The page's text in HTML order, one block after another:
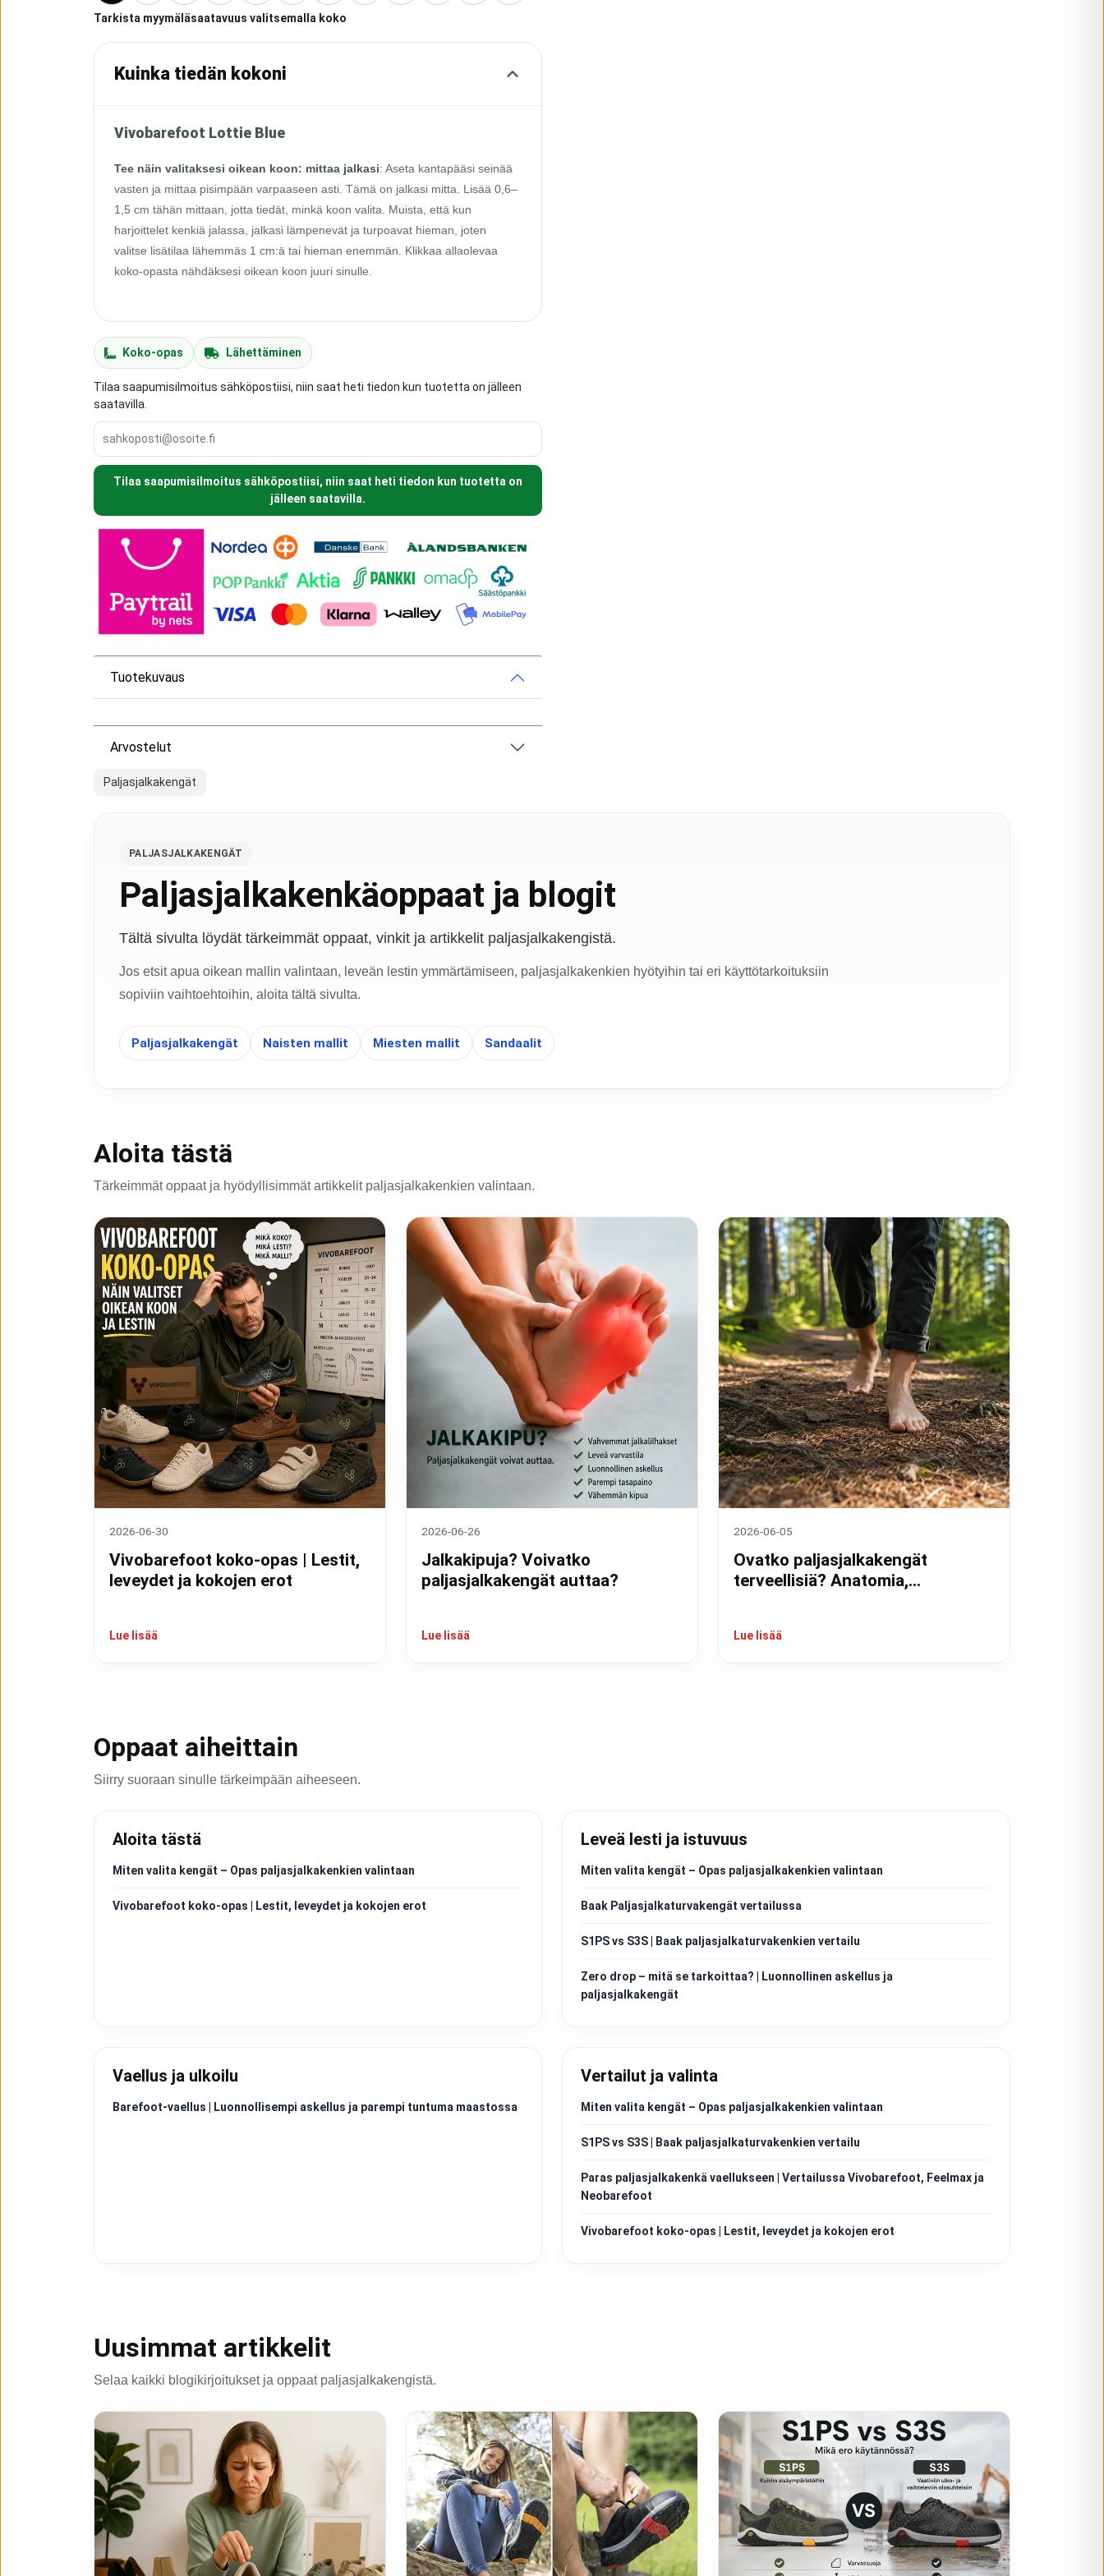
Tarkista myymäläsaatavuus valitsemalla koko
Kuinka tiedän kokoni
Vivobarefoot Lottie Blue
Tee näin valitaksesi oikean koon: mittaa jalkasi: Aseta kantapääsi seinää
vasten ja mittaa pisimpään varpaaseen asti. Tämä on jalkasi mitta. Lisää 0,6–
1,5 cm tähän mittaan, jotta tiedät, minkä koon valita. Muista, että kun
harjoittelet kenkiä jalassa, jalkasi lämpenevät ja turpoavat hieman, joten
valitse lisätilaa lähemmäs 1 cm:ä tai hieman enemmän. Klikkaa allaolevaa
koko-opasta nähdäksesi oikean koon juuri sinulle.
Koko-opas Lähettäminen
Tilaa saapumisilmoitus sähköpostiisi, niin saat heti tiedon kun tuotetta on jälleen
saatavilla.
Tilaa saapumisilmoitus sähköpostiisi, niin saat heti tiedon kun tuotetta on
jälleen saatavilla.
Tuotekuvaus
Arvostelut
Paljasjalkakengät
PALJASJALKAKENGÄT
Paljasjalkakenkäoppaat ja blogit
Tältä sivulta löydät tärkeimmät oppaat, vinkit ja artikkelit paljasjalkakengistä.
Jos etsit apua oikean mallin valintaan, leveän lestin ymmärtämiseen, paljasjalkakenkien hyötyihin tai eri käyttötarkoituksiin
sopiviin vaihtoehtoihin, aloita tältä sivulta.
Paljasjalkakengät Naisten mallit Miesten mallit Sandaalit
Aloita tästä
Tärkeimmät oppaat ja hyödyllisimmät artikkelit paljasjalkakenkien valintaan.
2026-06-30
Vivobarefoot koko-opas | Lestit,
leveydet ja kokojen erot
Lue lisää
2026-06-26
Jalkakipuja? Voivatko
paljasjalkakengät auttaa?
Lue lisää
2026-06-05
Ovatko paljasjalkakengät
terveellisiä? Anatomia,
Lue lisää
Oppaat aiheittain
Siirry suoraan sinulle tärkeimpään aiheeseen.
Aloita tästä
Miten valita kengät – Opas paljasjalkakenkien valintaan
Vivobarefoot koko-opas | Lestit, leveydet ja kokojen erot
Leveä lesti ja istuvuus
Miten valita kengät – Opas paljasjalkakenkien valintaan
Baak Paljasjalkaturvakengät vertailussa
S1PS vs S3S | Baak paljasjalkaturvakenkien vertailu
Zero drop – mitä se tarkoittaa? | Luonnollinen askellus ja
paljasjalkakengät
Vaellus ja ulkoilu
Barefoot-vaellus | Luonnollisempi askellus ja parempi tuntuma maastossa
Vertailut ja valinta
Miten valita kengät – Opas paljasjalkakenkien valintaan
S1PS vs S3S | Baak paljasjalkaturvakenkien vertailu
Paras paljasjalkakenkä vaellukseen | Vertailussa Vivobarefoot, Feelmax ja
Neobarefoot
Vivobarefoot koko-opas | Lestit, leveydet ja kokojen erot
Uusimmat artikkelit
Selaa kaikki blogikirjoitukset ja oppaat paljasjalkakengistä.